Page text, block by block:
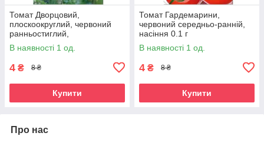
Томат Дворцовий,
плоскоокруглий, червоний
ранньостиглий,
середньорослий,
універсальний, насіння 0.1г
В наявності 1 од.
4 ₴ 8 ₴
Купити
Томат Гардемарини,
червоний середньо-ранній,
насіння 0.1 г
В наявності 1 од.
4 ₴ 8 ₴
Купити
Про нас